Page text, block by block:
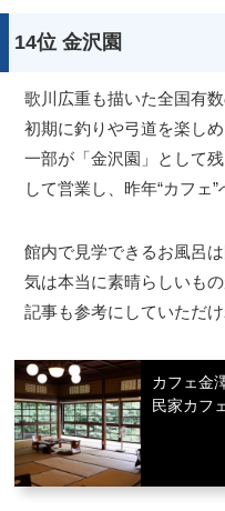
14位 金沢園
歌川広重も描いた全国有
初期に釣りや弓道を楽し
一部が「金沢園」として
して営業し、昨年“カフェ
館内で見学できるお風呂
気は本当に素晴らしいも
記事も参考にしていただ
カフェ金
民家カフ